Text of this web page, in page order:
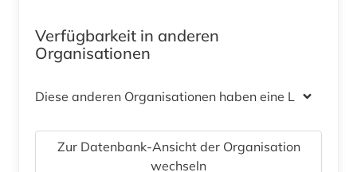
Verfügbarkeit in anderen
Organisationen
Diese anderen Organisationen haben eine Lizenz
Zur Datenbank-Ansicht der Organisation
wechseln